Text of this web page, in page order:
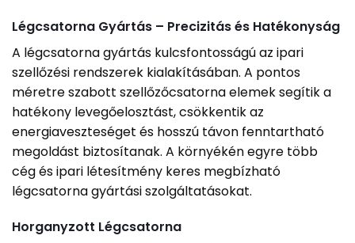
Légcsatorna Gyártás – Precizitás és Hatékonyság
A légcsatorna gyártás kulcsfontosságú az ipari
szellőzési rendszerek kialakításában. A pontos
méretre szabott szellőzőcsatorna elemek segítik a
hatékony levegőelosztást, csökkentik az
energiaveszteséget és hosszú távon fenntartható
megoldást biztosítanak. A környékén egyre több
cég és ipari létesítmény keres megbízható
légcsatorna gyártási szolgáltatásokat.
Horganyzott Légcsatorna